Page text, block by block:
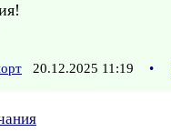
20.12.2025 11:19 •